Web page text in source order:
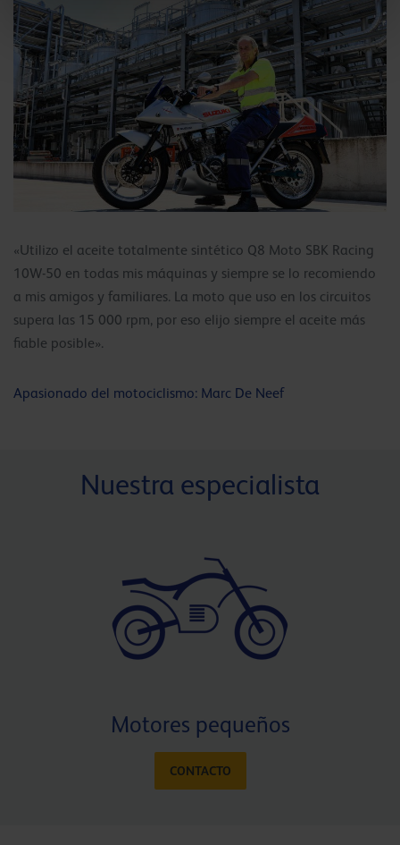
«Utilizo el aceite totalmente sintético Q8 Moto SBK Racing
10W-50 en todas mis máquinas y siempre se lo recomiendo
a mis amigos y familiares. La moto que uso en los circuitos
supera las 15 000 rpm, por eso elijo siempre el aceite más
fiable posible».
Apasionado del motociclismo: Marc De Neef
Nuestra especialista
Motores pequeños
CONTACTO